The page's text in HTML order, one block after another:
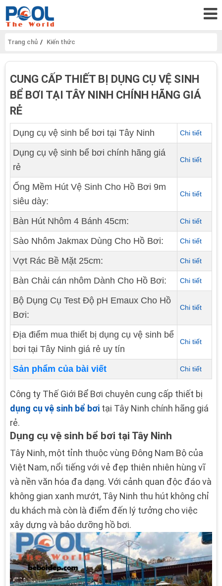
Trang chủ Kiến thức
CUNG CẤP THIẾT BỊ DỤNG CỤ VỆ SINH
BỂ BƠI TẠI TÂY NINH CHÍNH HÃNG GIÁ
RẺ
Dụng cụ vệ sinh bể bơi tại Tây Ninh Chi tiết
Dụng cụ vệ sinh bể bơi chính hãng giá
rẻ
Chi tiết
Ống Mềm Hút Vệ Sinh Cho Hồ Bơi 9m
siêu dày:
Chi tiết
Bàn Hút Nhôm 4 Bánh 45cm: Chi tiết
Sào Nhôm Jakmax Dùng Cho Hồ Bơi: Chi tiết
Vợt Rác Bề Mặt 25cm: Chi tiết
Bàn Chải cán nhôm Dành Cho Hồ Bơi: Chi tiết
Bộ Dụng Cụ Test Độ pH Emaux Cho Hồ
Bơi:
Chi tiết
Địa điểm mua thiết bị dụng cụ vệ sinh bể
bơi tại Tây Ninh giá rẻ uy tín
Chi tiết
Sản phẩm của bài viết Chi tiết
Công ty Thế Giới Bể Bơi chuyên cung cấp thiết bị
dụng cụ vệ sinh bể bơi tại Tây Ninh chính hãng giá
rẻ.
Dụng cụ vệ sinh bể bơi tại Tây Ninh
Tây Ninh, một tỉnh thuộc vùng Đông Nam Bộ của
Việt Nam, nổi tiếng với vẻ đẹp thiên nhiên hùng vĩ
và nền văn hóa đa dạng. Với cảnh quan độc đáo và
không gian xanh mướt, Tây Ninh thu hút không chỉ
du khách mà còn là điểm đến lý tưởng cho việc
xây dựng và bảo dưỡng hồ bơi.